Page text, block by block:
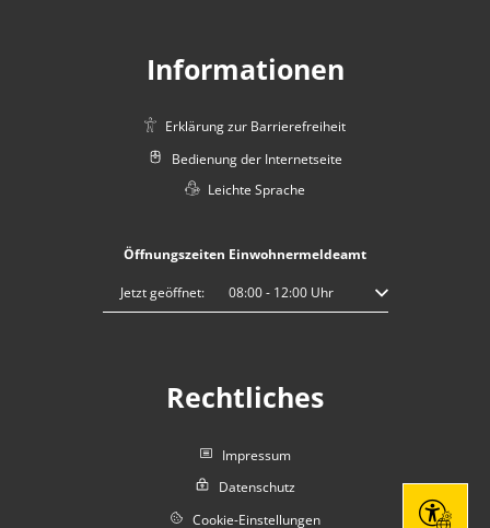
Informationen
Erklärung zur Barrierefreiheit
Bedienung der Internetseite
Leichte Sprache
Öffnungszeiten Einwohnermeldeamt
Klicken, um weitere Öffnungs- oder Schließzeiten auszublenden
Jetzt geöffnet: 08:00- 12:00Uhr Von 08:00 bis 12:00
Rechtliches
Impressum
Datenschutz
Cookie-Einstellungen
Seite